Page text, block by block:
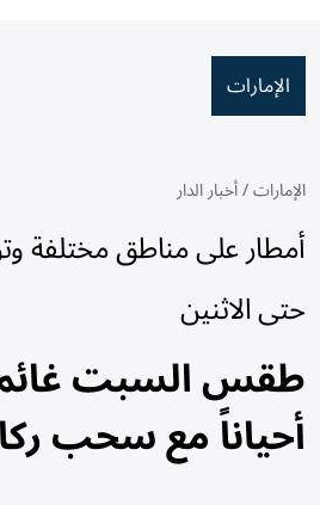
الإمارات
الإمارات/أخبار الدار
أمطار على مناطق مختلفة
حتى الاثنين
طقس السبت غائم
أحياناً مع سحب